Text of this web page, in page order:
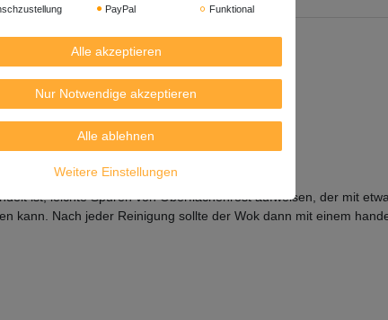
ist, leichte Spuren von Oberflächenrost aufweisen, der mit
kann. Nach jeder Reinigung sollte der Wok dann mit einem
PayPal Funktional
Alle akzeptieren
Nur Notwendige akzeptieren
Alle ablehnen
Weitere Einstellungen